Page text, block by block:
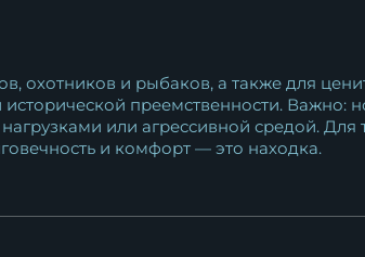
охотников и рыбаков, а также для
преемственности. Важно:
или агрессивной средой.
и комфорт — это находка.